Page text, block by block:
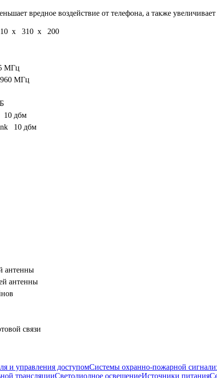
вредное воздействие от телефона, а также
x 310 x 200
МГц
МГц
10 дбм
10 дбм
антенны
антенны
связи
и управления доступомСистемы охранно-пожарной
трансляцииСветодиодное освещениеИсточники питания